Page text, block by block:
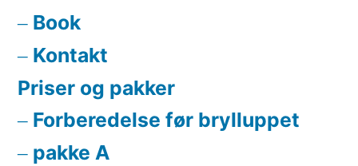
Book
Kontakt
Priser og pakker
Forberedelse før brylluppet
pakke A